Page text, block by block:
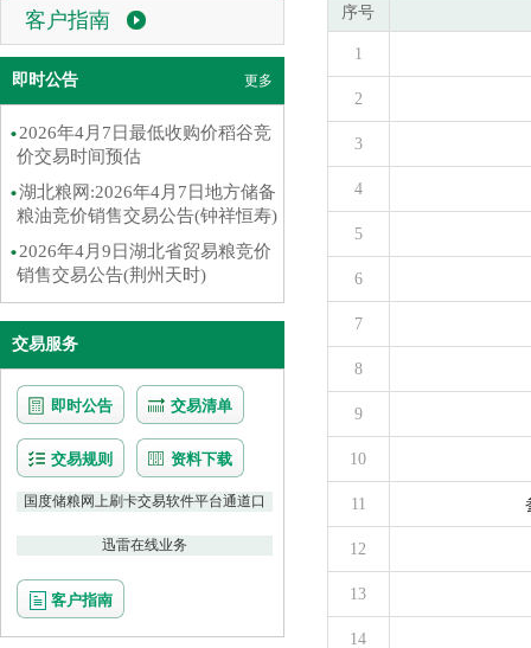
客户指南
即时公告 更多
2026年4月7日最低收购价稻谷竞
价交易时间预估
湖北粮网:2026年4月7日地方储备
粮油竞价销售交易公告(钟祥恒寿)
2026年4月9日湖北省贸易粮竞价
销售交易公告(荆州天时)
交易服务
即时公告 交易清单
交易规则 资料下载
国度储粮网上刷卡交易软件平台通道口
迅雷在线业务
客户指南
序号
1
2
3
4
5
6
7
8
9
10
11
12
13
14